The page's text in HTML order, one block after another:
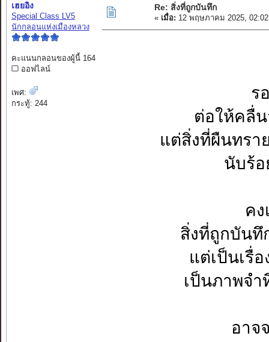
เฮยอิง
Special Class LV5
นักกลอนแห่งเมืองหลวง
คะแนนกลอนของผู้นี้ 164
ออฟไลน์
เพศ:
กระทู้: 244
Re: สิ่งที่ถูกบันทึก
« เมื่อ: 12 พฤษภาคม 2025,
ร
ต่อให้คลื่
แต่สิ่งที่ผืนทรา
นับร้
คง
สิ่งที่ถูกบันทึ
แต่เป็นเรื่
เป็นภาพจ
อาจ